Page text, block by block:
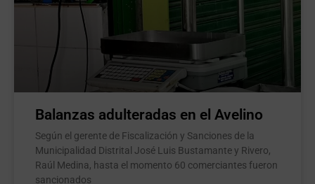
Balanzas adulteradas en el Avelino
Según el gerente de Fiscalización y Sanciones de la
Municipalidad Distrital José Luis Bustamante y Rivero,
Raúl Medina, hasta el momento 60 comerciantes fueron
sancionados